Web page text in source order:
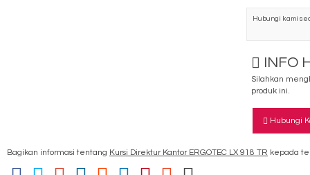
Hubungi kami
INFO
Silahkan
produk ini.
Hubungi
Bagikan informasi tentang Kursi Direktur Kantor ERGOTEC LX 918 TR kepada